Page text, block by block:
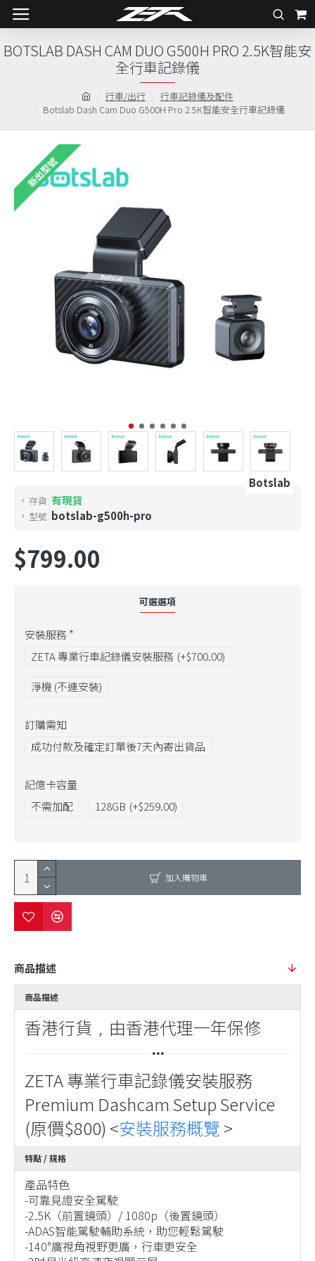
行車/出行
行車記錄儀及配件
Botslab Dash Cam Duo G500H Pro 2.5K智能安全行車記錄儀
BOTSLAB DASH CAM DUO G500H PRO 2.5K智能安
全行車記錄儀
新出型號
存貨: 有現貨
型號: botslab-g500h-pro
Botslab
$799.00
可選選項
安裝服務
ZETA 專業行車記錄儀安裝服務 (+$700.00)
淨機 (不連安裝)
訂購需知
成功付款及確定訂單後7天內寄出貨品
記億卡容量
不需加配
128GB (+$259.00)
加入購物車
商品描述
商品描述
香港行貨﹐由香港代理一年保修
ZETA 專業行車記錄儀安裝服務
Premium Dashcam Setup Service
(原價$800) <安裝服務概覽 >
特點 / 規格
產品特色
-可靠見證安全駕駛
-2.5K（前置鏡頭）/ 1080p（後置鏡頭）
-ADAS智能駕駛輔助系統，助您輕鬆駕駛
-140°廣視角視野更廣，行車更安全